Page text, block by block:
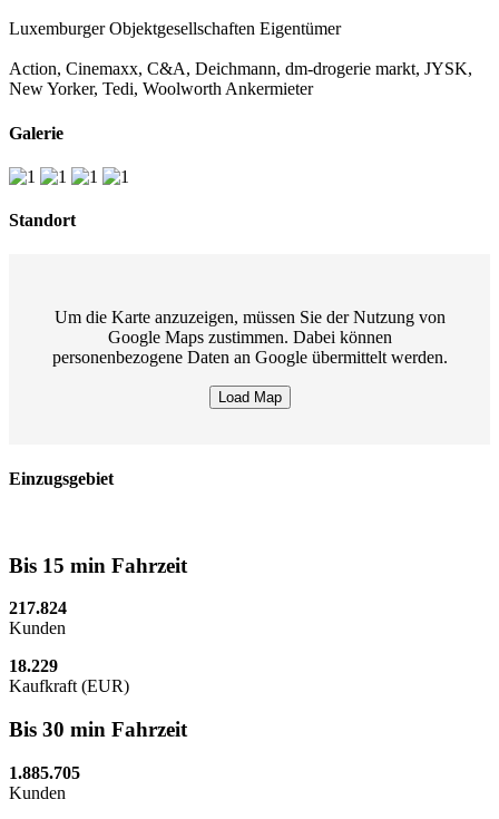
Luxemburger Objektgesellschaften Eigentümer
Action, Cinemaxx, C&A, Deichmann, dm-drogerie markt, JYSK,
New Yorker, Tedi, WoolworthAnkermieter
Galerie
Standort
Um die Karte anzuzeigen, müssen Sie der Nutzung von
Google Maps zustimmen. Dabei können
personenbezogene Daten an Google übermittelt werden.
Load Map
Einzugsgebiet
Bis 15 min Fahrzeit
217.824
Kunden
18.229
Kaufkraft (EUR)
Bis 30 min Fahrzeit
1.885.705
Kunden